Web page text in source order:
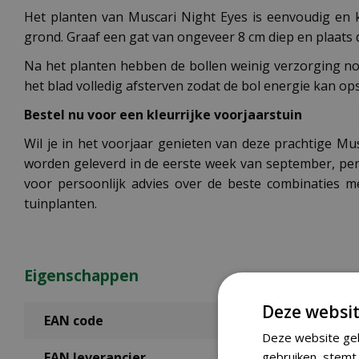
Het planten van Muscari Night Eyes is eenvoudig
grond. Graaf een gat van ongeveer 8 cm diep en
Na het planten hebben de bollen weinig verzorging
het blad volledig afsterven zodat de bol energie kan
Bestel nu voor een kleurrijke voorjaarstuin
Wil je in het voorjaar genieten van deze prachtige
worden geleverd in de eerste week van september,
voor persoonlijk advies over de beste combinaties
tuinplanten.
Eigenschappen
EAN code Deze
Deze website